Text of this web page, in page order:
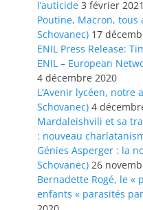
l’auticide 3 février 2021
Poutine, Macron, tous
Schovanec) 17
ENIL Press Release:
ENIL – European
4 décembre 2020
L’Avenir lycéen, notre
Schovanec) 4
Mardaleishvili et sa
: nouveau
Génies Asperger : la
Schovanec) 26
Bernadette Rogé, le «
enfants « parasités